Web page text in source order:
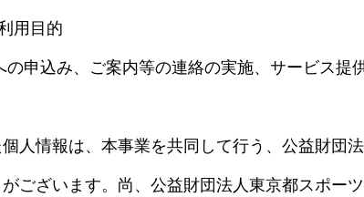
用目的
申込み、ご案内等の連絡の実施、サービス提
人情報は、本事業を共同して行う、公益財団
ございます。尚、公益財団法人東京都スポー